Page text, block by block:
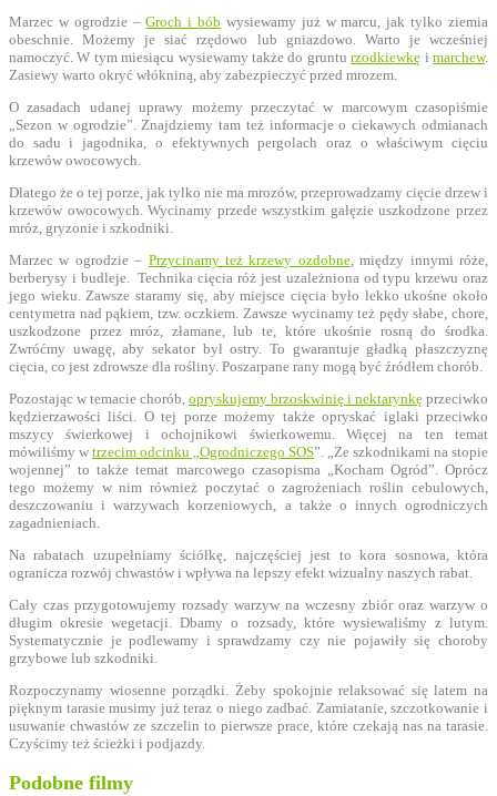
Marzec w ogrodzie –Groch i bób wysiewamy już w marcu, jak tylko ziemia
obeschnie. Możemy je siać rzędowo lub gniazdowo. Warto je wcześniej
namoczyć. W tym miesiącu wysiewamy także do grunturzodkiewkę imarchew.
Zasiewy warto okryć włókniną, aby zabezpieczyć przed mrozem.
O zasadach udanej uprawy możemy przeczytać w marcowym czasopiśmie
„Sezon w ogrodzie”. Znajdziemy tam też informacje o ciekawych odmianach
do sadu i jagodnika, o efektywnych pergolach oraz o właściwym cięciu
krzewów owocowych.
Dlatego że o tej porze, jak tylko nie ma mrozów, przeprowadzamy cięcie drzew i
krzewów owocowych. Wycinamy przede wszystkim gałęzie uszkodzone przez
mróz, gryzonie i szkodniki.
Marzec w ogrodzie – Przycinamy też krzewy ozdobne, między innymi róże,
berberysy i budleje. Technika cięcia róż jest uzależniona od typu krzewu oraz
jego wieku. Zawsze staramy się, aby miejsce cięcia było lekko ukośne około
centymetra nad pąkiem, tzw. oczkiem. Zawsze wycinamy też pędy słabe, chore,
uszkodzone przez mróz, złamane, lub te, które ukośnie rosną do środka.
Zwróćmy uwagę, aby sekator był ostry. To gwarantuje gładką płaszczyznę
cięcia, co jest zdrowsze dla rośliny. Poszarpane rany mogą być źródłem chorób.
Pozostając w temacie chorób, opryskujemy brzoskwinię i nektarynkę przeciwko
kędzierzawości liści. O tej porze możemy także opryskać iglaki przeciwko
mszycy świerkowej i ochojnikowi świerkowemu. Więcej na ten temat
mówiliśmy w trzecim odcinku „Ogrodniczego SOS”. „Ze szkodnikami na stopie
wojennej” to także temat marcowego czasopisma „Kocham Ogród”. Oprócz
tego możemy w nim również poczytać o zagrożeniach roślin cebulowych,
deszczowaniu i warzywach korzeniowych, a także o innych ogrodniczych
zagadnieniach.
Na rabatach uzupełniamy ściółkę, najczęściej jest to kora sosnowa, która
ogranicza rozwój chwastów i wpływa na lepszy efekt wizualny naszych rabat.
Cały czas przygotowujemy rozsady warzyw na wczesny zbiór oraz warzyw o
długim okresie wegetacji. Dbamy o rozsady, które wysiewaliśmy z lutym.
Systematycznie je podlewamy i sprawdzamy czy nie pojawiły się choroby
grzybowe lub szkodniki.
Rozpoczynamy wiosenne porządki. Żeby spokojnie relaksować się latem na
pięknym tarasie musimy już teraz o niego zadbać. Zamiatanie, szczotkowanie i
usuwanie chwastów ze szczelin to pierwsze prace, które czekają nas na tarasie.
Czyścimy też ścieżki i podjazdy.
Podobne filmy